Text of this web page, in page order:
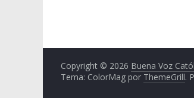
Copyright © 2026 Buena Voz
Tema: ColorMag por ThemeGrill.